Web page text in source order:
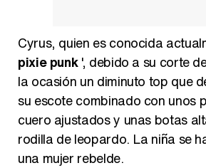
Cyrus, quien es conocida
pixie punk', debido a su corte
la ocasión un diminuto top que
su escote combinado con unos
cuero ajustados y unas botas
rodilla de leopardo. La niña se
una mujer rebelde.